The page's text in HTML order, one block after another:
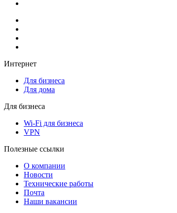
Интернет
Для бизнеса
Для дома
Для бизнеса
Wi-Fi для бизнеса
VPN
Полезные ссылки
О компании
Новости
Технические работы
Почта
Наши вакансии